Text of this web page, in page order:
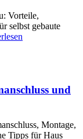
Vorteile,
selbst gebaute
und
Montage,
Tipps für Haus